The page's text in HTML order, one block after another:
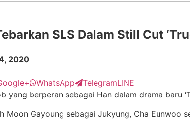
SLS Dalam Still Cut
2020
WhatsApp TelegramLINE
yang berperan sebagai Han dalam drama baru
Moon Gayoung sebagai Jukyung, Cha Eunwoo